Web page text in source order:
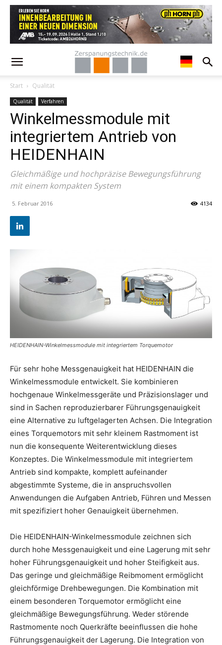
Start Qualität
Qualität Verfahren
Winkelmessmodule mit
integriertem Antrieb von
HEIDENHAIN
Gleichmäßige und hochpräzise Bewegungsführung
mit einem kompakten System
5. Februar 2016 4134
HEIDENHAIN-Winkelmessmodule mit integriertem Torquemotor
Für sehr hohe Messgenauigkeit hat HEIDENHAIN die
Winkelmessmodule entwickelt. Sie kombinieren
hochgenaue Winkelmessgeräte und Präzisionslager und
sind in Sachen reproduzierbarer Führungsgenauigkeit
eine Alternative zu luftgelagerten Achsen. Die Integration
eines Torquemotors mit sehr kleinem Rastmoment ist
nun die konsequente Weiterentwicklung dieses
Konzeptes. Die Winkelmessmodule mit integriertem
Antrieb sind kompakte, komplett aufeinander
abgestimmte Systeme, die in anspruchsvollen
Anwendungen die Aufgaben Antrieb, Führen und Messen
mit spezifiziert hoher Genauigkeit übernehmen.
Die HEIDENHAIN-Winkelmessmodule zeichnen sich
durch hohe Messgenauigkeit und eine Lagerung mit sehr
hoher Führungsgenauigkeit und hoher Steifigkeit aus.
Das geringe und gleichmäßige Reibmoment ermöglicht
gleichförmige Drehbewegungen. Die Kombination mit
einem besonderen Torquemotor ermöglicht eine
gleichmäßige Bewegungsführung. Weder störende
Rastmomente noch Querkräfte beeinflussen die hohe
Führungsgenauigkeit der Lagerung. Die Integration von